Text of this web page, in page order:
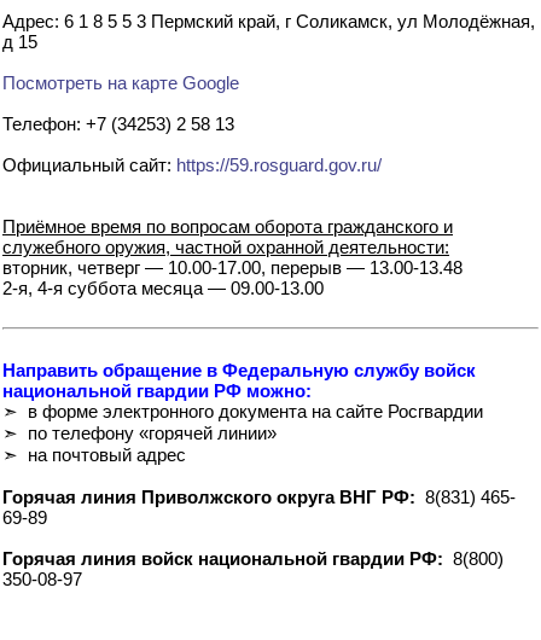
Адрес: 6 1 8 5 5 3 Пермский край, г Соликамск, ул Молодёжная,
д 15
Посмотреть на карте Google
Телефон: +7 (34253) 2 58 13
Официальный сайт: https://59.rosguard.gov.ru/
Приёмное время по вопросам оборота гражданского и
служебного оружия, частной охранной деятельности:
вторник, четверг — 10.00-17.00, перерыв — 13.00-13.48
2-я, 4-я суббота месяца — 09.00-13.00
Направить обращение в Федеральную службу войск
национальной гвардии РФ можно:
➣ в форме электронного документа на сайте Росгвардии
➣ по телефону «горячей линии»
➣ на почтовый адрес
Горячая линия Приволжского округа ВНГ РФ: 8(831) 465-
69-89
Горячая линия войск национальной гвардии РФ: 8(800)
350-08-97